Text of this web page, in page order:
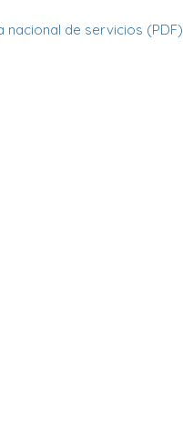
nacional de servicios (PDF)